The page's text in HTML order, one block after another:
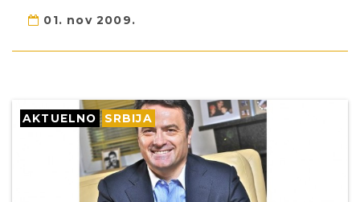
01. nov 2009.
AKTUELNO SRBIJA